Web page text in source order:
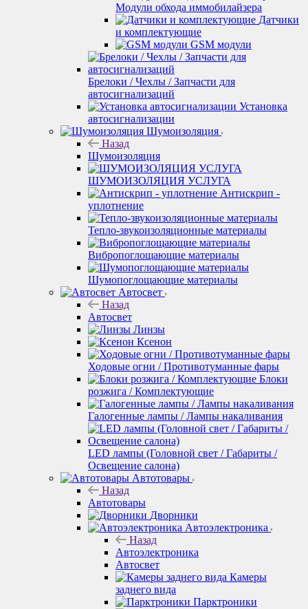
Модули обхода иммобилайзера
Датчики
и комплектующие
GSM модули
Брелоки / Чехлы / Запчасти для
автосигнализаций
Установка
автосигнализации
Шумоизоляция
Назад
Шумоизоляция
ШУМОИЗОЛЯЦИЯ УСЛУГА
Антискрип -
уплотнение
Тепло-звукоизоляционные материалы
Вибропоглощающие материалы
Шумопоглощающие материалы
Автосвет
Назад
Автосвет
Линзы
Ксенон
Ходовые огни / Противотуманные фары
Блоки
розжига / Комплектующие
Галогенные лампы / Лампы накаливания
LED лампы (Головной свет / Габариты /
Освещение салона)
Автотовары
Назад
Автотовары
Дворники
Автоэлектроника
Назад
Автоэлектроника
Автосвет
Камеры
заднего вида
Парктроники